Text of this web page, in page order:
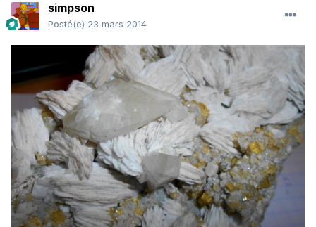
simpson
Posté(e) 23 mars 2014